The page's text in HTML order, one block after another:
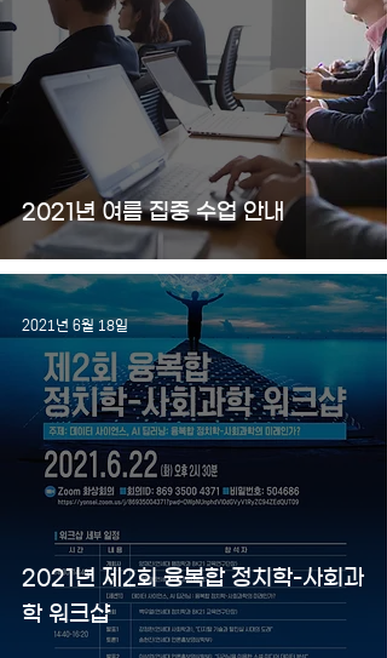
2021년 여름 집중 수업 안내
2021년 제2회 융복합 정치학-사회과
학 워크샵
2021년 6월 18일